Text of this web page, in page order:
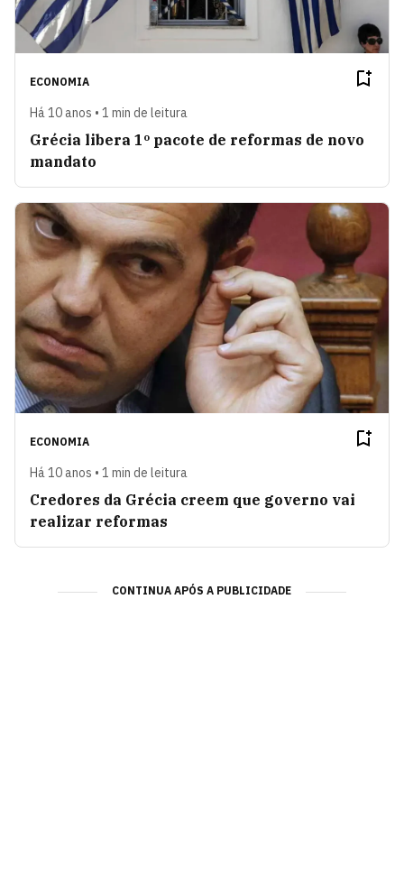
ECONOMIA
Há 10 anos • 1 min de leitura
Grécia libera 1º pacote de reformas de novo
mandato
ECONOMIA
Há 10 anos • 1 min de leitura
Credores da Grécia creem que governo vai
realizar reformas
CONTINUA APÓS A PUBLICIDADE